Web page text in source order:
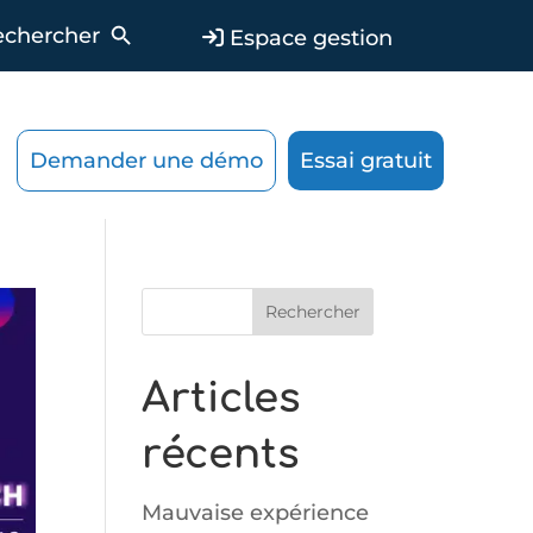
Espace gestion
Demander une démo Essai gratuit
Rechercher
Articles
récents
Mauvaise expérience